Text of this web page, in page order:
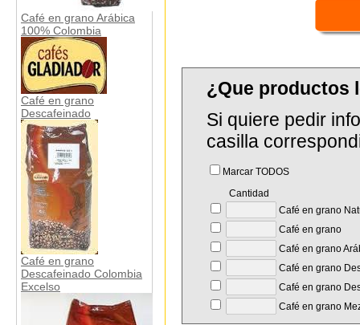
Café en grano Arábica
100% Colombia
Café en grano
Descafeinado
Café en grano
Descafeinado Colombia
Excelso
¿Que productos
Si quiere pedir
casilla
Marcar TODOS
Cantidad
Café en grano
Café en grano
Café en grano
Café en grano
Café en grano
Café en grano